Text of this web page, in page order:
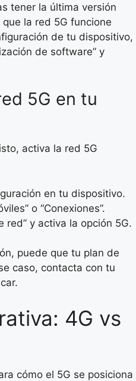
tener la última versión
la red 5G funcione
de tu dispositivo,
de software” y
5G en tu
activa la red 5G
en tu dispositivo.
o “Conexiones”.
red” y activa la opción 5G.
puede que tu plan de
caso, contacta con tu
4G vs
cómo el 5G se posiciona